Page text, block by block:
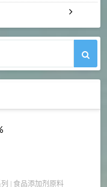
食品添加剂原料